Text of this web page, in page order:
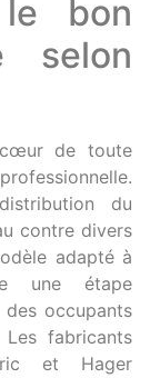
le bon
selon
cœur de toute
du
contre divers
adapté à
une étape
occupants
fabricants
et Hager